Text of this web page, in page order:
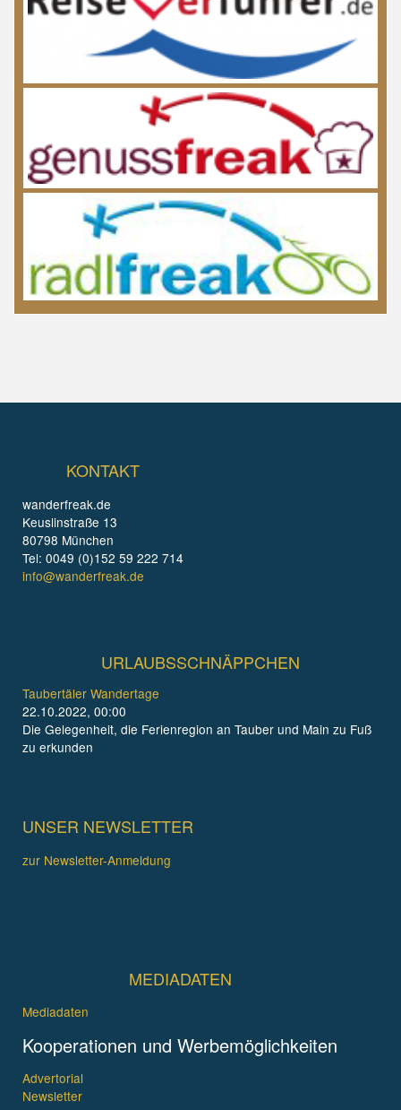
KONTAKT
wanderfreak.de
Keuslinstraße 13
80798 München
Tel: 0049 (0)152 59 222 714
info@wanderfreak.de
URLAUBSSCHNÄPPCHEN
Taubertäler Wandertage
22.10.2022, 00:00
Die Gelegenheit, die Ferienregion an Tauber und Main zu Fuß
zu erkunden
UNSER NEWSLETTER
zur Newsletter-Anmeldung
MEDIADATEN
Mediadaten
Kooperationen und Werbemöglichkeiten
Advertorial
Newsletter